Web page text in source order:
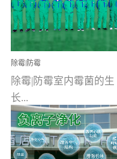
多彩的家居产品和生活
调，但也带来了以甲醛
首的室内...
除霉|防霉
除霉|防霉室内霉菌的生
长...
受温度、湿度、基质养